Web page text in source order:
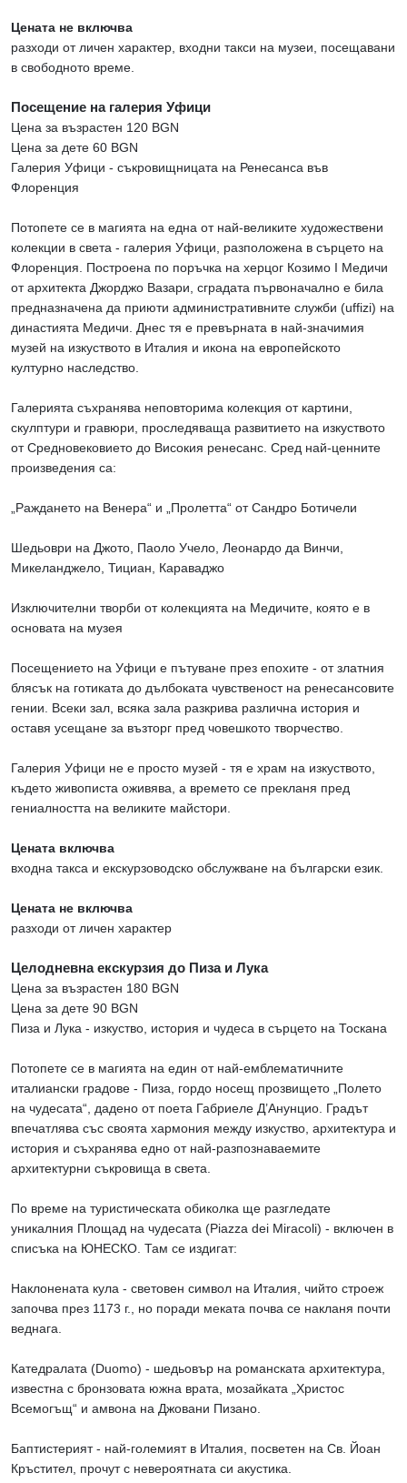
Цената не включва
разходи от личен характер, входни такси на музеи, посещавани
в свободното време.
Посещение на галерия Уфици
Цена за възрастен 120 BGN
Цена за дете 60 BGN
Галерия Уфици - съкровищницата на Ренесанса във
Флоренция
Потопете се в магията на една от най-великите художествени
колекции в света - галерия Уфици, разположена в сърцето на
Флоренция. Построена по поръчка на херцог Козимо I Медичи
от архитекта Джорджо Вазари, сградата първоначално е била
предназначена да приюти административните служби (uffizi) на
династията Медичи. Днес тя е превърната в най-значимия
музей на изкуството в Италия и икона на европейското
културно наследство.
Галерията съхранява неповторима колекция от картини,
скулптури и гравюри, проследяваща развитието на изкуството
от Средновековието до Високия ренесанс. Сред най-ценните
произведения са:
„Раждането на Венера“ и „Пролетта“ от Сандро Ботичели
Шедьоври на Джото, Паоло Учело, Леонардо да Винчи,
Микеланджело, Тициан, Караваджо
Изключителни творби от колекцията на Медичите, която е в
основата на музея
Посещението на Уфици е пътуване през епохите - от златния
блясък на готиката до дълбоката чувственост на ренесансовите
гении. Всеки зал, всяка зала разкрива различна история и
оставя усещане за възторг пред човешкото творчество.
Галерия Уфици не е просто музей - тя е храм на изкуството,
където живописта оживява, а времето се прекланя пред
гениалността на великите майстори.
Цената включва
входна такса и екскурзоводско обслужване на български език.
Цената не включва
разходи от личен характер
Целодневна екскурзия до Пиза и Лука
Цена за възрастен 180 BGN
Цена за дете 90 BGN
Пиза и Лука - изкуство, история и чудеса в сърцето на Тоскана
Потопете се в магията на един от най-емблематичните
италиански градове - Пиза, гордо носещ прозвището „Полето
на чудесата“, дадено от поета Габриеле Д’Анунцио. Градът
впечатлява със своята хармония между изкуство, архитектура и
история и съхранява едно от най-разпознаваемите
архитектурни съкровища в света.
По време на туристическата обиколка ще разгледате
уникалния Площад на чудесата (Piazza dei Miracoli) - включен в
списъка на ЮНЕСКО. Там се издигат:
Наклонената кула - световен символ на Италия, чийто строеж
започва през 1173 г., но поради меката почва се накланя почти
веднага.
Катедралата (Duomo) - шедьовър на романската архитектура,
известна с бронзовата южна врата, мозайката „Христос
Всемогъщ“ и амвона на Джовани Пизано.
Баптистерият - най-големият в Италия, посветен на Св. Йоан
Кръстител, прочут с невероятната си акустика.